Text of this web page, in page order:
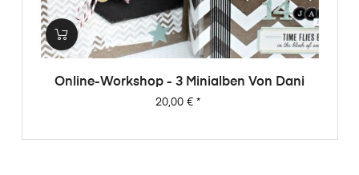
Online-Workshop - 3 Minialben Von Dani
Preis
20,00 €*